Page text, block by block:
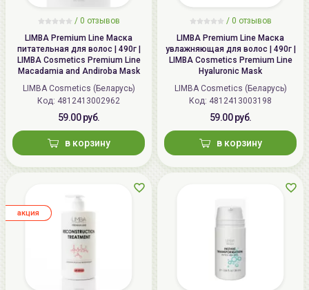
/ 0 отзывов
LIMBA Premium Line Маска
питательная для волос | 490г |
LIMBA Cosmetics Premium Line
Macadamia and Andiroba Mask
LIMBA Cosmetics (Беларусь)
Код: 4812413002962
59.00 руб.
в корзину
/ 0 отзывов
LIMBA Premium Line Маска
увлажняющая для волос | 490г |
LIMBA Cosmetics Premium Line
Hyaluronic Mask
LIMBA Cosmetics (Беларусь)
Код: 4812413003198
59.00 руб.
в корзину
aкция